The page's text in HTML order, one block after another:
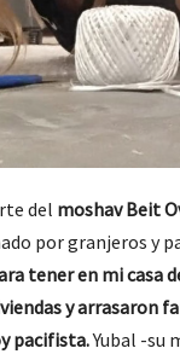
del moshav Beit
por granjeros y
tener en mi casa
y arrasaron
pacifista.Yubal -su